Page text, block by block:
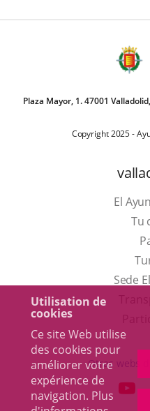
Utilisation de
cookies
Ce site Web utilise
des cookies pour
améliorer votre
expérience de
navigation. Plus
Plaza Mayor, 1. 47001
Copyright 2025 -
El
Tu
Sede
Otras webs